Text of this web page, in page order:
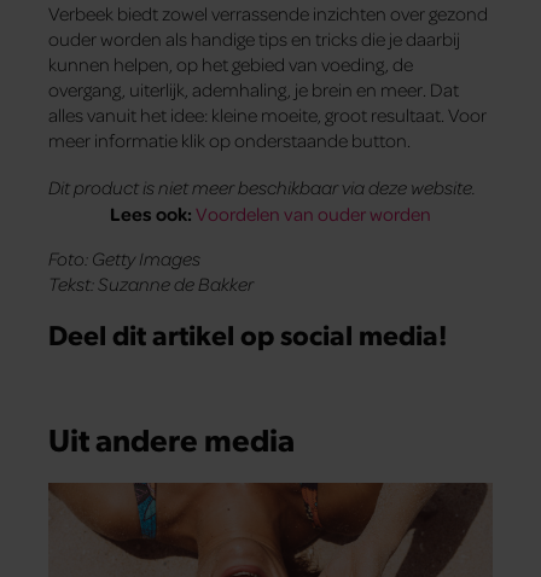
Verbeek biedt zowel verrassende inzichten over gezond
ouder worden als handige tips en tricks die je daarbij
kunnen helpen, op het gebied van voeding, de
overgang, uiterlijk, ademhaling, je brein en meer. Dat
alles vanuit het idee: kleine moeite, groot resultaat. Voor
meer informatie klik op onderstaande button.
Dit product is niet meer beschikbaar via deze website.
Lees ook: Voordelen van ouder worden
Foto: Getty Images
Tekst: Suzanne de Bakker
Deel dit artikel op social media!
Uit andere media